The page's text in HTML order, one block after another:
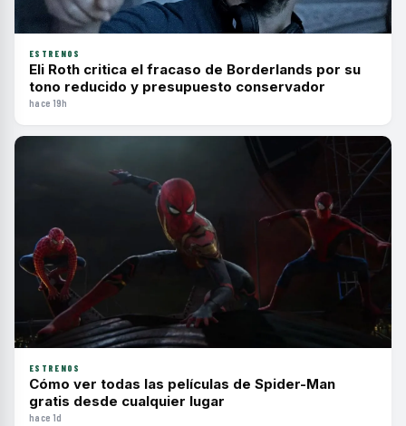
ESTRENOS
Eli Roth critica el fracaso de Borderlands por su
tono reducido y presupuesto conservador
hace 19h
ESTRENOS
Cómo ver todas las películas de Spider-Man
gratis desde cualquier lugar
hace 1d